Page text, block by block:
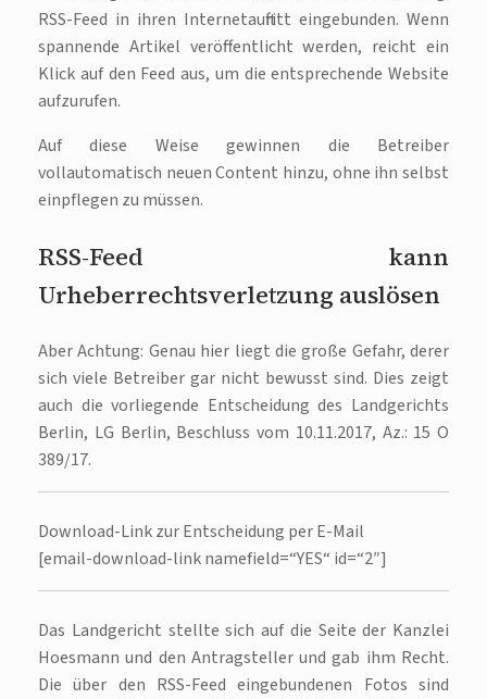
RSS-Feed in ihren Internetauftritt eingebunden. Wenn
spannende Artikel veröffentlicht werden, reicht ein
Klick auf den Feed aus, um die entsprechende Website
aufzurufen.
Auf diese Weise gewinnen die Betreiber
vollautomatisch neuen Content hinzu, ohne ihn selbst
einpflegen zu müssen.
RSS-Feed kann
Urheberrechtsverletzung auslösen
Aber Achtung: Genau hier liegt die große Gefahr, derer
sich viele Betreiber gar nicht bewusst sind. Dies zeigt
auch die vorliegende Entscheidung des Landgerichts
Berlin, LG Berlin, Beschluss vom 10.11.2017, Az.: 15 O
389/17.
Download-Link zur Entscheidung per E-Mail
[email-download-link namefield=“YES“ id=“2″]
Das Landgericht stellte sich auf die Seite der Kanzlei
Hoesmann und den Antragsteller und gab ihm Recht.
Die über den RSS-Feed eingebundenen Fotos sind